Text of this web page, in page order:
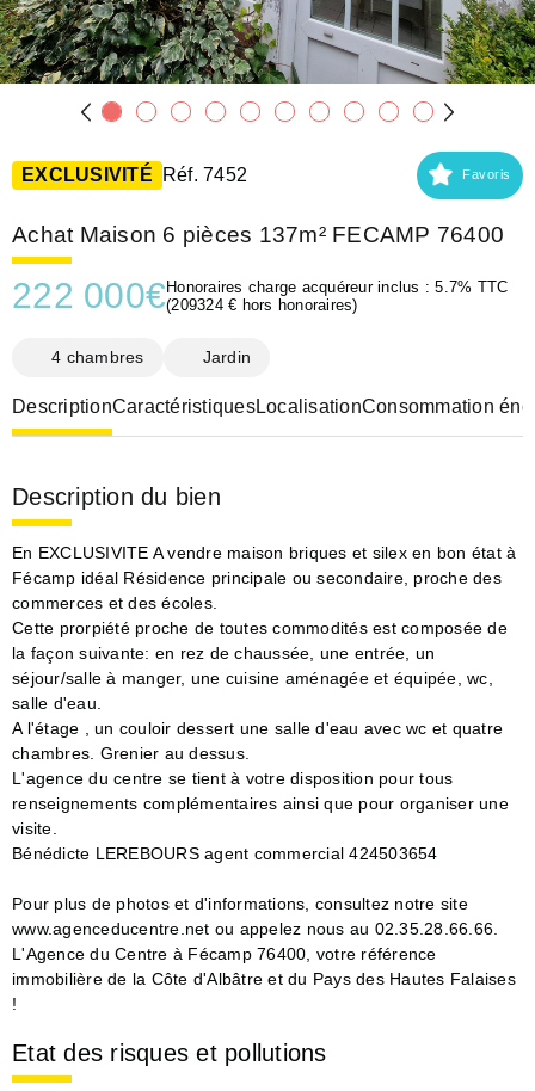
EXCLUSIVITÉ Réf. 7452 Favoris
Achat Maison 6 pièces 137m² FECAMP 76400
222 000€ Honoraires charge acquéreur inclus : 5.7% TTC
(209324 € hors honoraires)
4 chambres Jardin
DescriptionCaractéristiquesLocalisationConsommation
Description du bien
En EXCLUSIVITE A vendre maison briques et silex en bon état à
Fécamp idéal Résidence principale ou secondaire, proche des
commerces et des écoles.
Cette prorpiété proche de toutes commodités est composée de
la façon suivante: en rez de chaussée, une entrée, un
séjour/salle à manger, une cuisine aménagée et équipée, wc,
salle d'eau.
A l'étage , un couloir dessert une salle d'eau avec wc et quatre
chambres. Grenier au dessus.
L'agence du centre se tient à votre disposition pour tous
renseignements complémentaires ainsi que pour organiser une
visite.
Bénédicte LEREBOURS agent commercial 424503654
Pour plus de photos et d'informations, consultez notre site
www.agenceducentre.net ou appelez nous au 02.35.28.66.66.
L'Agence du Centre à Fécamp 76400, votre référence
immobilière de la Côte d'Albâtre et du Pays des Hautes Falaises
!
Etat des risques et pollutions